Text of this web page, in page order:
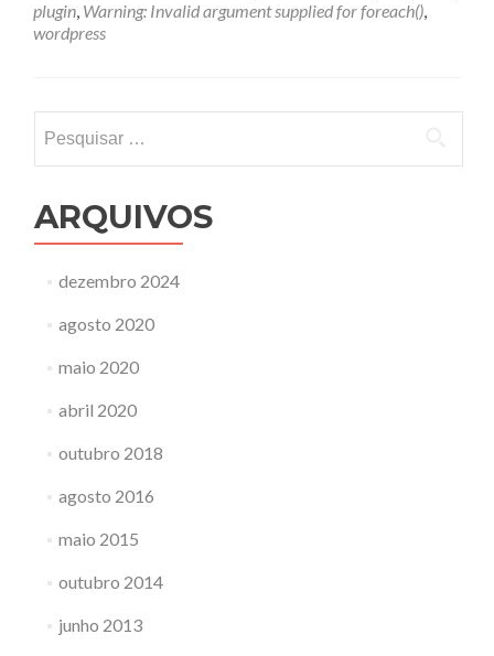
plugin, Warning: Invalid argument supplied for foreach(),
wordpress
por:
ARQUIVOS
dezembro 2024
agosto 2020
maio 2020
abril 2020
outubro 2018
agosto 2016
maio 2015
outubro 2014
junho 2013